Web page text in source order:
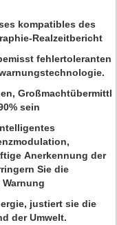
kompatibles des
Realzeitbericht
fehlertoleranten
Großmachtübermittl
sein
Anerkennung der
Sie die
justiert sie die
der Umwelt.